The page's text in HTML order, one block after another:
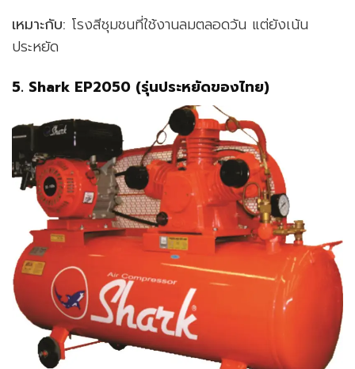
เหมาะกับ: โรงสีชุมชนที่ใช้งานลมตลอดวัน แต่ยังเน้น
ประหยัด
5. Shark EP2050 (รุ่นประหยัดของไทย)